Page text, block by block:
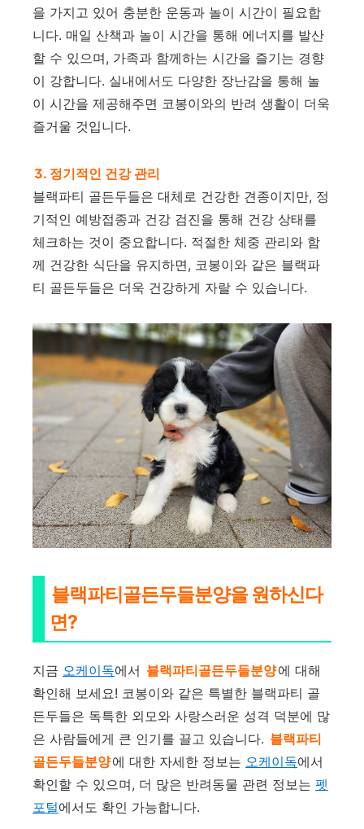
을 가지고 있어 충분한 운동과 놀이 시간이 필요합
니다. 매일 산책과 놀이 시간을 통해 에너지를 발산
할 수 있으며, 가족과 함께하는 시간을 즐기는 경향
이 강합니다. 실내에서도 다양한 장난감을 통해 놀
이 시간을 제공해주면 코봉이와의 반려 생활이 더욱
즐거울 것입니다.
3. 정기적인 건강 관리
블랙파티 골든두들은 대체로 건강한 견종이지만, 정
기적인 예방접종과 건강 검진을 통해 건강 상태를
체크하는 것이 중요합니다. 적절한 체중 관리와 함
께 건강한 식단을 유지하면, 코봉이와 같은 블랙파
티 골든두들은 더욱 건강하게 자랄 수 있습니다.
블랙파티골든두들분양을 원하신다
면?
지금 오케이독에서 블랙파티골든두들분양에 대해
확인해 보세요! 코봉이와 같은 특별한 블랙파티 골
든두들은 독특한 외모와 사랑스러운 성격 덕분에 많
은 사람들에게 큰 인기를 끌고 있습니다. 블랙파티
골든두들분양에 대한 자세한 정보는 오케이독에서
확인할 수 있으며, 더 많은 반려동물 관련 정보는 펫
포털에서도 확인 가능합니다.